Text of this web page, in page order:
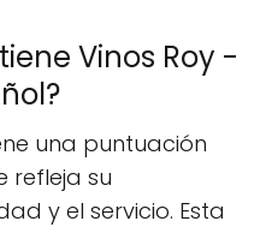
Vinos Roy -
una puntuación
refleja su
y el servicio. Esta